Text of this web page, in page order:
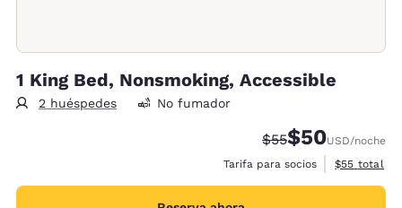
1 King Bed, Nonsmoking, Accessible
2 huéspedes No fumador
Tarifa tachada:
$55Tarifa reducida:
$50USD/noche
Tarifa para socios
Ver detalles
$55 total